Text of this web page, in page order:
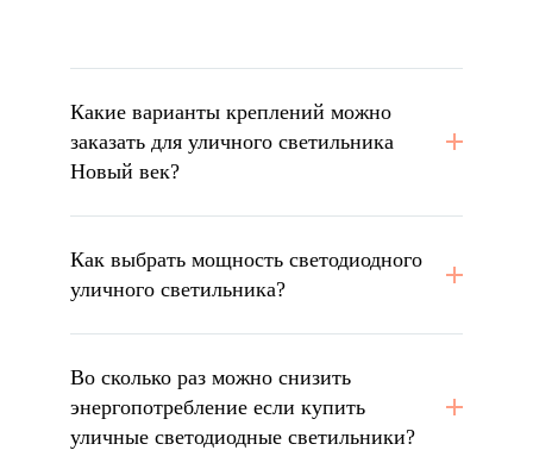
Какие варианты креплений можно
заказать для уличного светильника
Новый век?
Как выбрать мощность светодиодного
уличного светильника?
Во сколько раз можно снизить
энергопотребление если купить
уличные светодиодные светильники?